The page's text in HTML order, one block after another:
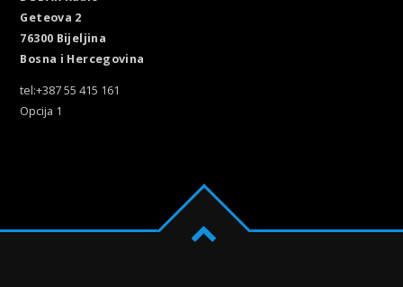
Geteova 2
76300 Bijeljina
Bosna i Hercegovina
tel:+387 55 415 161
Opcija 1